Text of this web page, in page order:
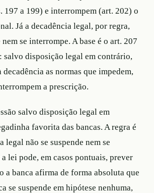
197 a 199) e interrompem (art. 202) o
Já a decadência legal, por regra,
nem se interrompe. A base é o art. 207
disposição legal em contrário,
decadência as normas que impedem,
a prescrição.
salvo disposição legal em
favorita das bancas. A regra é
legal não se suspende nem se
lei pode, em casos pontuais, prever
a banca afirma de forma absoluta que
se suspende em hipótese nenhuma,